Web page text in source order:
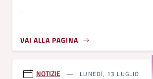
.
VAI ALLA PAGINA
NOTIZIE
LUNEDÌ, 13 LUGLIO